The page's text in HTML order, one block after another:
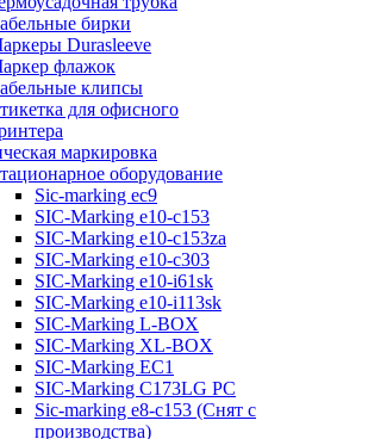
бирки
Durasleeve
флажок
клипсы
для офисного
маркировка
оборудование
Sic-marking ec9
SIC-Marking e10-c153
SIC-Marking e10-c153za
SIC-Marking e10-c303
SIC-Marking e10-i61sk
SIC-Marking e10-i113sk
SIC-Marking L-BOX
SIC-Marking XL-BOX
SIC-Marking EC1
SIC-Marking C173LG PC
Sic-marking e8-c153 (Снят с
производства)